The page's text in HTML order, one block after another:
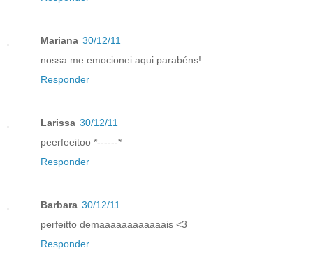
Mariana 30/12/11
nossa me emocionei aqui parabéns!
Responder
Larissa 30/12/11
peerfeeitoo *------*
Responder
Barbara 30/12/11
perfeitto demaaaaaaaaaaaais <3
Responder